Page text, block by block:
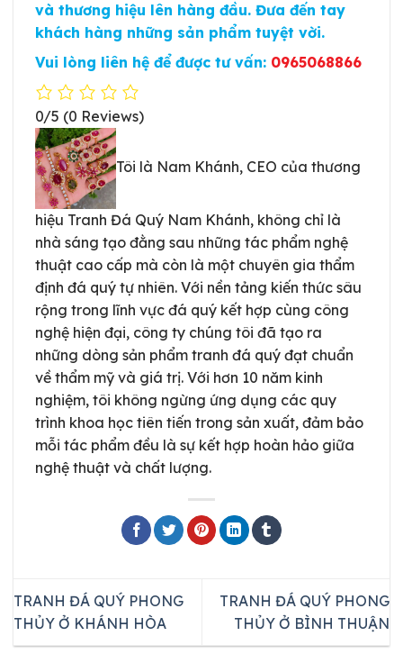
và thương hiệu lên hàng đầu. Đưa đến tay
khách hàng những sản phẩm tuyệt vời.
Vui lòng liên hệ để được tư vấn: 0965068866
0/5 (0 Reviews)
Tôi là Nam Khánh, CEO của thương
hiệu Tranh Đá Quý Nam Khánh, không chỉ là
nhà sáng tạo đằng sau những tác phẩm nghệ
thuật cao cấp mà còn là một chuyên gia thẩm
định đá quý tự nhiên. Với nền tảng kiến thức sâu
rộng trong lĩnh vực đá quý kết hợp cùng công
nghệ hiện đại, công ty chúng tôi đã tạo ra
những dòng sản phẩm tranh đá quý đạt chuẩn
về thẩm mỹ và giá trị. Với hơn 10 năm kinh
nghiệm, tôi không ngừng ứng dụng các quy
trình khoa học tiên tiến trong sản xuất, đảm bảo
mỗi tác phẩm đều là sự kết hợp hoàn hảo giữa
nghệ thuật và chất lượng.
TRANH ĐÁ QUÝ PHONG
THỦY Ở KHÁNH HÒA
TRANH ĐÁ QUÝ PHONG
THỦY Ở BÌNH THUẬN